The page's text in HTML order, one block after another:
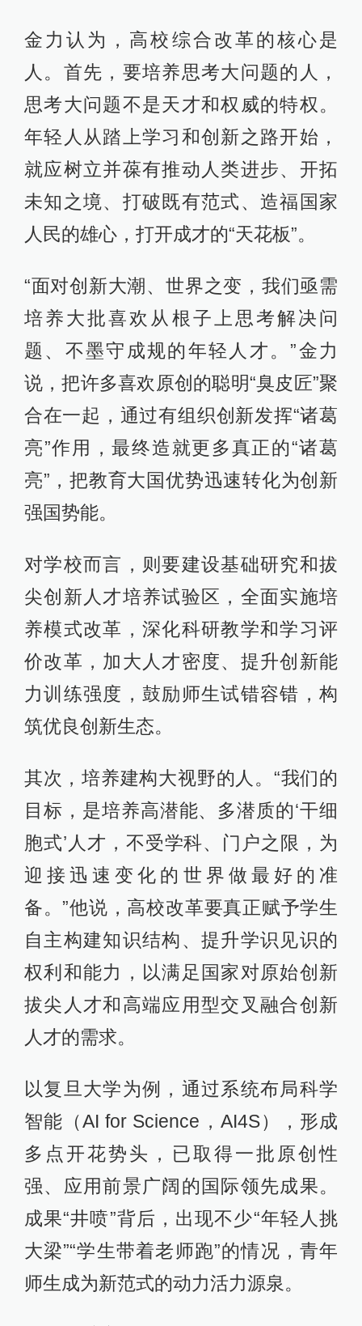
金力认为，高校综合改革的核心是
人。首先，要培养思考大问题的人，
思考大问题不是天才和权威的特权。
年轻人从踏上学习和创新之路开始，
就应树立并葆有推动人类进步、开拓
未知之境、打破既有范式、造福国家
人民的雄心，打开成才的“天花板”。
“面对创新大潮、世界之变，我们亟需
培养大批喜欢从根子上思考解决问
题、不墨守成规的年轻人才。”金力
说，把许多喜欢原创的聪明“臭皮匠”聚
合在一起，通过有组织创新发挥“诸葛
亮”作用，最终造就更多真正的“诸葛
亮”，把教育大国优势迅速转化为创新
强国势能。
对学校而言，则要建设基础研究和拔
尖创新人才培养试验区，全面实施培
养模式改革，深化科研教学和学习评
价改革，加大人才密度、提升创新能
力训练强度，鼓励师生试错容错，构
筑优良创新生态。
其次，培养建构大视野的人。“我们的
目标，是培养高潜能、多潜质的‘干细
胞式’人才，不受学科、门户之限，为
迎接迅速变化的世界做最好的准
备。”他说，高校改革要真正赋予学生
自主构建知识结构、提升学识见识的
权利和能力，以满足国家对原始创新
拔尖人才和高端应用型交叉融合创新
人才的需求。
以复旦大学为例，通过系统布局科学
智能（AI for Science，AI4S），形成
多点开花势头，已取得一批原创性
强、应用前景广阔的国际领先成果。
成果“井喷”背后，出现不少“年轻人挑
大梁”“学生带着老师跑”的情况，青年
师生成为新范式的动力活力源泉。